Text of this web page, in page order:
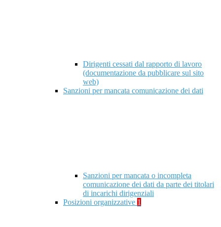
Dirigenti cessati dal rapporto di lavoro
(documentazione da pubblicare sul sito
web)
Sanzioni per mancata comunicazione dei dati
Sanzioni per mancata o incompleta
comunicazione dei dati da parte dei titolari
di incarichi dirigenziali
Posizioni organizzative 1